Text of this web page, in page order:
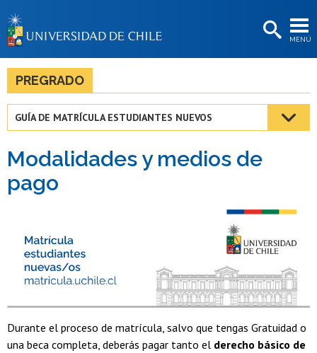
MENÚ
BIBLIOTECAS
Estudiantes
Académicas/os
PREGRADO
GUÍA DE MATRÍCULA ESTUDIANTES NUEVOS
Modalidades y medios de
pago
Durante el proceso de matrícula, salvo que tengas Gratuidad o
una beca completa, deberás pagar tanto el derecho básico de